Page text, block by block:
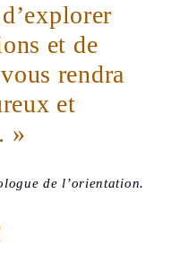
et de
rendra
et
»
de l’orientation.